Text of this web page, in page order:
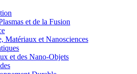
et de la Fusion
et Nanosciences
et des Nano-Objets